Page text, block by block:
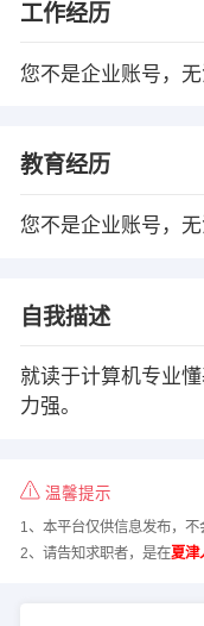
工作经历
您不是企业账号，
教育经历
您不是企业账号，
自我描述
就读于计算机专业
力强。
温馨提示
1、本平台仅供信息发布，不
2、请告知求职者，是在夏津